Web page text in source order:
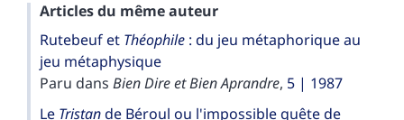
Articles du même auteur
Rutebeuf et Théophile : du jeu métaphorique au
jeu métaphysique
Paru dans Bien Dire et Bien Aprandre, 5 | 1987
Le Tristande Béroul ou l'impossible quête de